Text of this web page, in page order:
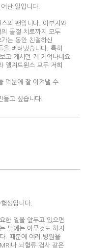
난 일입니다.
의 팬입니다. 아부지와
골절 치료까지 모두
는 동안 친절하신
을 버텨냈습니다. 특히
고 계시던 게 기억나네요.
엘지트윈스 모두 저희
덕분에 잘 이겨낼 수
들고 싶습니다.
생입니다.
한 일을 앞두고 있으면
날에는 아무것도 하지
. 때문에 여러 병원을
나 뇌혈류 검사 같은